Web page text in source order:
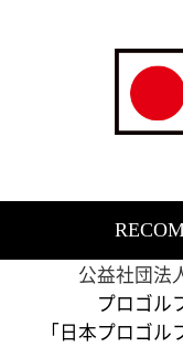
公益社団法
プロゴル
「日本プロゴ